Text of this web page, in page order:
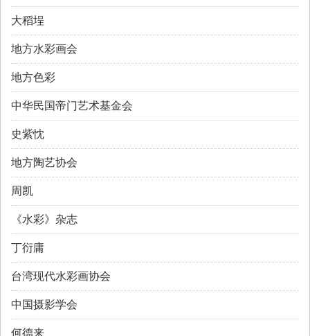
大稻埕
地方水彩画会
地方色彩
中华民国帝门艺术基金会
史紫忱
地方陶艺协会
周凯
《水彩》杂志
丁衍庸
台湾现代水彩画协会
中国摄影学会
何德来